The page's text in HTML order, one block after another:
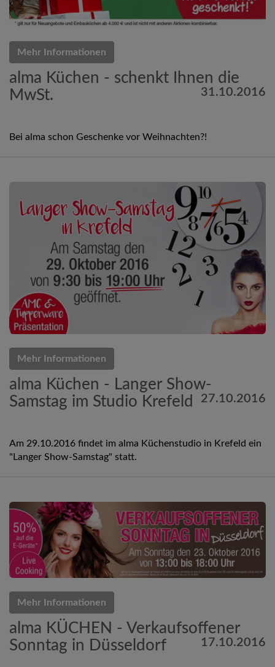
Mehr Informationen
alma Küchen - schenkt Ihnen die
MwSt.
31.10.2016
Bei alma schon Geschenke vor Weihnachten?!
Mehr Informationen
alma Küchen - Langer Show-
Samstag im Studio Krefeld
27.10.2016
Am 29.10.2016 findet im alma Küchenstudio in Krefeld ein
"Langer Show-Samstag" statt.
Mehr Informationen
alma KÜCHEN - Verkaufsoffener
Sonntag in Düsseldorf
17.10.2016